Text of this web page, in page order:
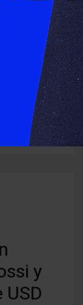
entregada a
›
y